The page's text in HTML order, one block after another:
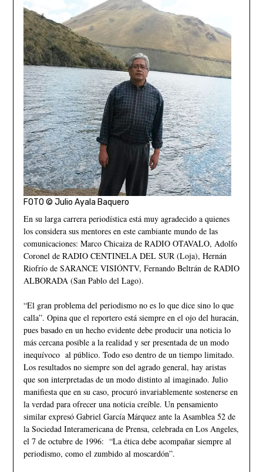
FOTO © Julio Ayala Baquero
En su larga carrera periodística está muy agradecido a quienes
los considera sus mentores en este cambiante mundo de las
comunicaciones: Marco Chicaiza de RADIO OTAVALO, Adolfo
Coronel de RADIO CENTINELA DEL SUR (Loja), Hernán
Riofrío de SARANCE VISIÓNTV, Fernando Beltrán de RADIO
ALBORADA (San Pablo del Lago).
“El gran problema del periodismo no es lo que dice sino lo que
calla”. Opina que el reportero está siempre en el ojo del huracán,
pues basado en un hecho evidente debe producir una noticia lo
más cercana posible a la realidad y ser presentada de un modo
inequívoco al público. Todo eso dentro de un tiempo limitado.
Los resultados no siempre son del agrado general, hay aristas
que son interpretadas de un modo distinto al imaginado. Julio
manifiesta que en su caso, procuró invariablemente sostenerse en
la verdad para ofrecer una noticia creíble. Un pensamiento
similar expresó Gabriel García Márquez ante la Asamblea 52 de
la Sociedad Interamericana de Prensa, celebrada en Los Angeles,
el 7 de octubre de 1996: “La ética debe acompañar siempre al
periodismo, como el zumbido al moscardón”.